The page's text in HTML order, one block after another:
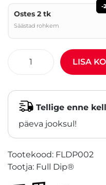
-
Ostes 2 tk
Säästad rohkem
LISA
Tellige enne
päeva jooksul!
Tootekood: FLDP002
Tootja: Full Dip®